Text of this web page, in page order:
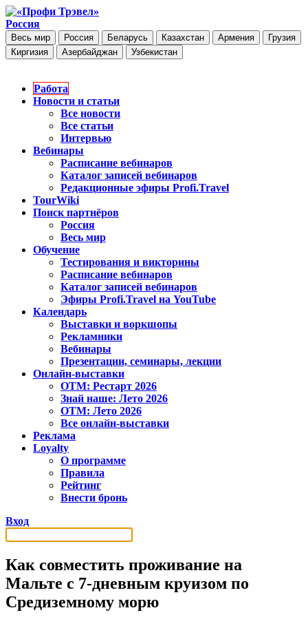
Россия
Весь мир Россия Беларусь Казахстан Армения
Грузия
Киргизия
Азербайджан Узбекистан
Работа
Новости и статьи
Все новости
Все статьи
Интервью
Вебинары
Расписание вебинаров
Каталог записей вебинаров
Редакционные эфиры Profi.Travel
TourWiki
Поиск партнёров
Россия
Весь мир
Обучение
Тестирования и викторины
Расписание вебинаров
Каталог записей вебинаров
Эфиры Profi.Travel на YouTube
Календарь
Выставки и воркшопы
Рекламники
Вебинары
Презентации, семинары, лекции
Онлайн-выставки
OTM: Рестарт 2026
Знай наше: Лето 2026
OTM: Лето 2026
Все онлайн-выставки
Реклама
Loyalty
О программе
Правила
Рейтинг
Внести бронь
Вход
Как совместить проживание на
Мальте с 7-дневным круизом по
Средиземному морю